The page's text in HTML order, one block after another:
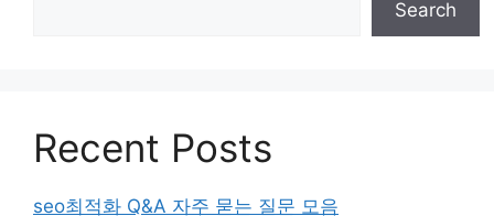
Search
Recent Posts
seo최적화 Q&A 자주 묻는 질문 모음